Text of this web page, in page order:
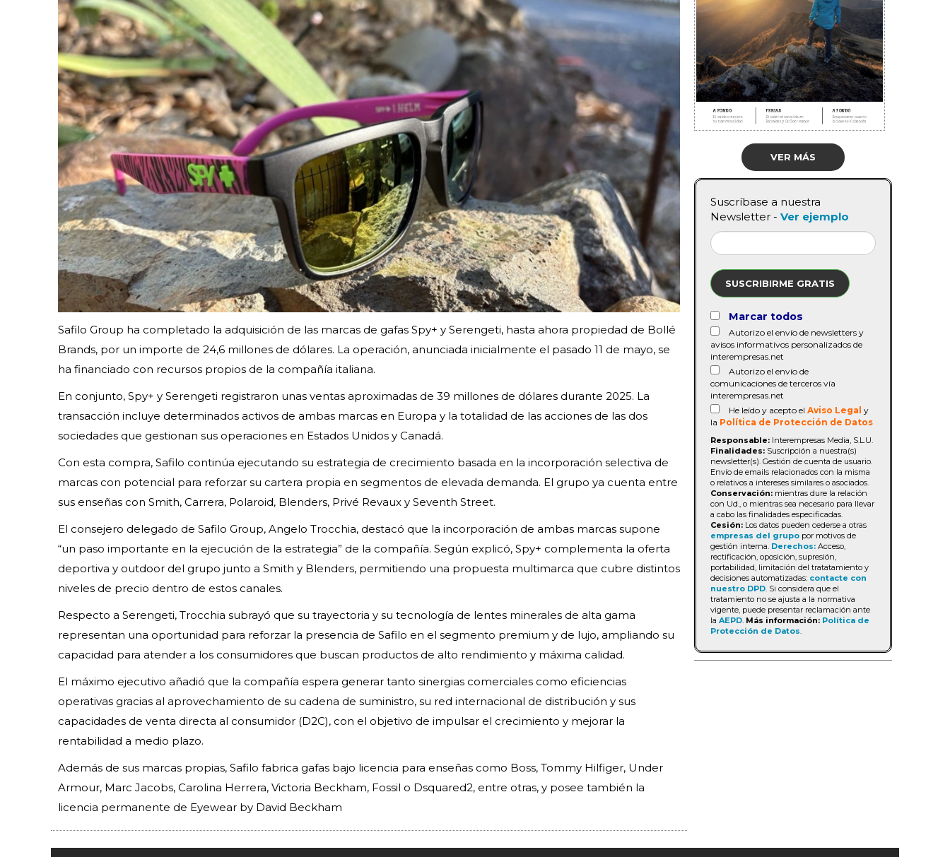
Safilo Group ha completado la adquisición de las marcas de gafas Spy+ y Serengeti, hasta ahora propiedad de Bollé
Brands, por un importe de 24,6 millones de dólares. La operación, anunciada inicialmente el pasado 11 de mayo, se
ha financiado con recursos propios de la compañía italiana.
En conjunto, Spy+ y Serengeti registraron unas ventas aproximadas de 39 millones de dólares durante 2025. La
transacción incluye determinados activos de ambas marcas en Europa y la totalidad de las acciones de las dos
sociedades que gestionan sus operaciones en Estados Unidos y Canadá.
Con esta compra, Safilo continúa ejecutando su estrategia de crecimiento basada en la incorporación selectiva de
marcas con potencial para reforzar su cartera propia en segmentos de elevada demanda. El grupo ya cuenta entre
sus enseñas con Smith, Carrera, Polaroid, Blenders, Privé Revaux y Seventh Street.
El consejero delegado de Safilo Group, Angelo Trocchia, destacó que la incorporación de ambas marcas supone
“un paso importante en la ejecución de la estrategia” de la compañía. Según explicó, Spy+ complementa la oferta
deportiva y outdoor del grupo junto a Smith y Blenders, permitiendo una propuesta multimarca que cubre distintos
niveles de precio dentro de estos canales.
Respecto a Serengeti, Trocchia subrayó que su trayectoria y su tecnología de lentes minerales de alta gama
representan una oportunidad para reforzar la presencia de Safilo en el segmento premium y de lujo, ampliando su
capacidad para atender a los consumidores que buscan productos de alto rendimiento y máxima calidad.
El máximo ejecutivo añadió que la compañía espera generar tanto sinergias comerciales como eficiencias
operativas gracias al aprovechamiento de su cadena de suministro, su red internacional de distribución y sus
capacidades de venta directa al consumidor (D2C), con el objetivo de impulsar el crecimiento y mejorar la
rentabilidad a medio plazo.
Además de sus marcas propias, Safilo fabrica gafas bajo licencia para enseñas como Boss, Tommy Hilfiger, Under
Armour, Marc Jacobs, Carolina Herrera, Victoria Beckham, Fossil o Dsquared2, entre otras, y posee también la
licencia permanente de Eyewear by David Beckham
VER MÁS
Suscríbase a nuestra
Newsletter - Ver ejemplo
SUSCRIBIRME GRATIS
Marcar todos
Autorizo el envío de newsletters y
avisos informativos personalizados de
interempresas.net
Autorizo el envío de
comunicaciones de terceros vía
interempresas.net
He leído y acepto el Aviso Legal y
la Política de Protección de Datos
Responsable: Interempresas Media, S.L.U.
Finalidades: Suscripción a nuestra(s)
newsletter(s). Gestión de cuenta de usuario.
Envío de emails relacionados con la misma
o relativos a intereses similares o asociados.
Conservación: mientras dure la relación
con Ud., o mientras sea necesario para llevar
a cabo las finalidades especificadas.
Cesión: Los datos pueden cederse a otras
empresas del grupo por motivos de
gestión interna. Derechos: Acceso,
rectificación, oposición, supresión,
portabilidad, limitación del tratatamiento y
decisiones automatizadas: contacte con
nuestro DPD. Si considera que el
tratamiento no se ajusta a la normativa
vigente, puede presentar reclamación ante
la AEPD. Más información: Política de
Protección de Datos.